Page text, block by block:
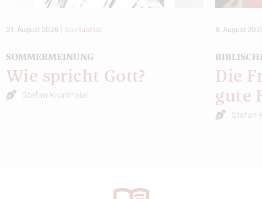
31. August 2026 Spiritualität
SOMMERMEINUNG
Wie spricht Gott?
Stefan Kronthaler
8. August
Die
gute
Stefan